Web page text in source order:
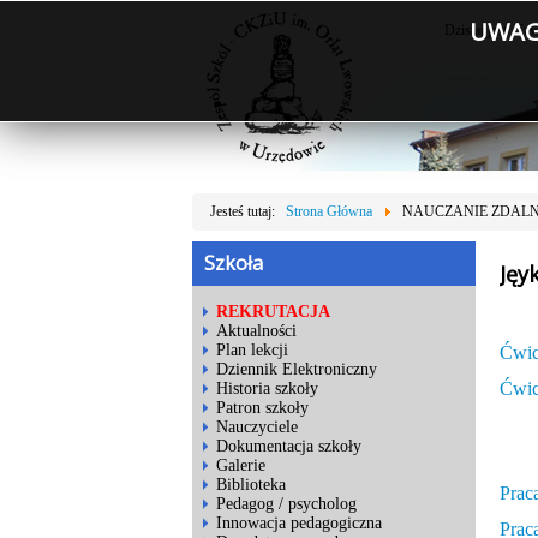
Dzisiaj jest:
Jesteś tutaj: Strona Główna NAUCZANIE
Szkoła
REKRUTACJA
Aktualności
Plan lekcji
Dziennik Elektroniczny
Historia szkoły
Patron szkoły
Nauczyciele
Dokumentacja szkoły
Galerie
Biblioteka
Pedagog / psycholog
Innowacja pedagogiczna